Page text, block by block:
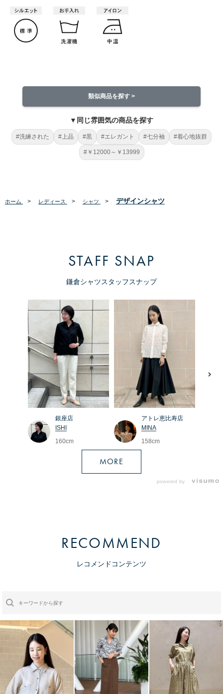
類似商品を探す >
▼同じ雰囲気の商品を探す
#洗練された #上品 #黒 #エレガント #七分袖 #着心地抜群
#￥12000～￥13999
ホーム > レディース > シャツ > デザインシャツ
STAFF SNAP
鎌倉シャツスタッフスナップ
銀座店
ISHI
160cm
アトレ恵比寿店
MINA
158cm
MORE
powered by
RECOMMEND
レコメンドコンテンツ